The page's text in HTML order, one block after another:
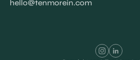
hello@tenmorein.com